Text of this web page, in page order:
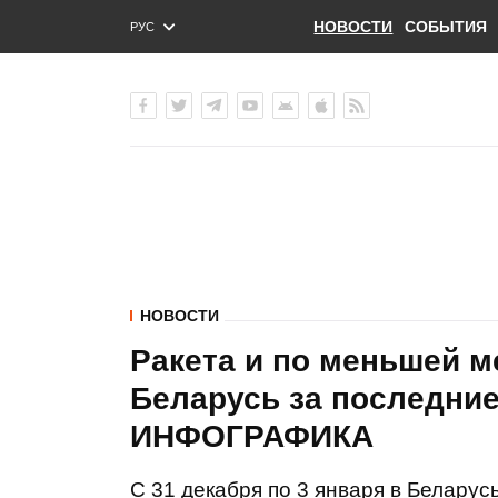
РУС
ENG
НОВОСТИ СОБЫТИЯ
НОВОСТИ
Ракета и по меньшей
Беларусь за
ИНФОГРАФИКА
С 31 декабря по 3 января в